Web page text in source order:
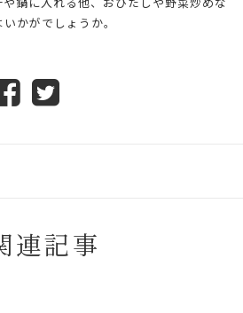
かがでしょうか。
連記事